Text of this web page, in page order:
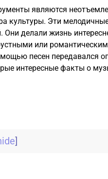
являются
культуры. Эти
Они делали жизнь
или
песен передавался
интересные факты о
]